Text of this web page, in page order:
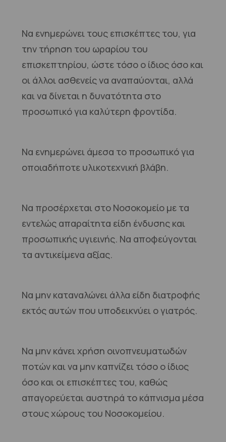
Να ενημερώνει τους επισκέπτες του, για
την τήρηση του ωραρίου του
επισκεπτηρίου, ώστε τόσο ο ίδιος όσο και
οι άλλοι ασθενείς να αναπαύονται, αλλά
και να δίνεται η δυνατότητα στο
προσωπικό για καλύτερη φροντίδα.
Να ενημερώνει άμεσα το προσωπικό για
οποιαδήποτε υλικοτεχνική βλάβη.
Να προσέρχεται στο Νοσοκομείο με τα
εντελώς απαραίτητα είδη ένδυσης και
προσωπικής υγιεινής. Να αποφεύγονται
τα αντικείμενα αξίας.
Να μην καταναλώνει άλλα είδη διατροφής
εκτός αυτών που υποδεικνύει ο γιατρός.
Να μην κάνει χρήση οινοπνευματωδών
ποτών και να μην καπνίζει τόσο ο ίδιος
όσο και οι επισκέπτες του, καθώς
απαγορεύεται αυστηρά το κάπνισμα μέσα
στους χώρους του Νοσοκομείου.